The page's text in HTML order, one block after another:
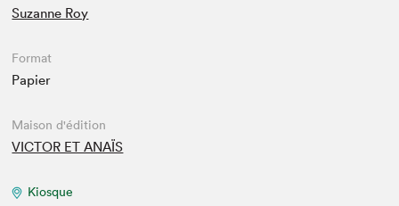
Suzanne Roy
Format
Papier
Maison d'édition
VICTOR ET ANAÏS
Kiosque